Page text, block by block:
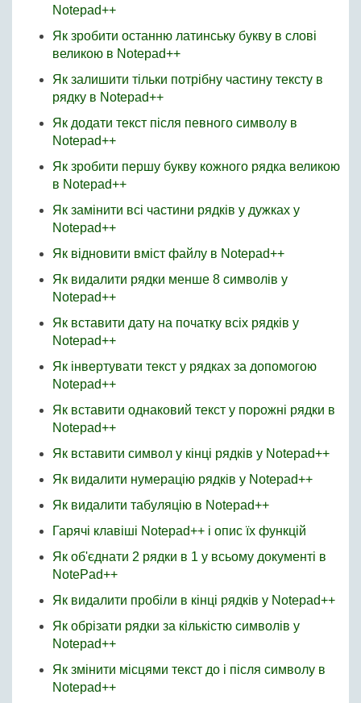
Notepad++
Як зробити останню латинську букву в слові
великою в Notepad++
Як залишити тільки потрібну частину тексту в
рядку в Notepad++
Як додати текст після певного символу в
Notepad++
Як зробити першу букву кожного рядка великою
в Notepad++
Як замінити всі частини рядків у дужках у
Notepad++
Як відновити вміст файлу в Notepad++
Як видалити рядки менше 8 символів у
Notepad++
Як вставити дату на початку всіх рядків у
Notepad++
Як інвертувати текст у рядках за допомогою
Notepad++
Як вставити однаковий текст у порожні рядки в
Notepad++
Як вставити символ у кінці рядків у Notepad++
Як видалити нумерацію рядків у Notepad++
Як видалити табуляцію в Notepad++
Гарячі клавіші Notepad++ і опис їх функцій
Як об'єднати 2 рядки в 1 у всьому документі в
NotePad++
Як видалити пробіли в кінці рядків у Notepad++
Як обрізати рядки за кількістю символів у
Notepad++
Як змінити місцями текст до і після символу в
Notepad++